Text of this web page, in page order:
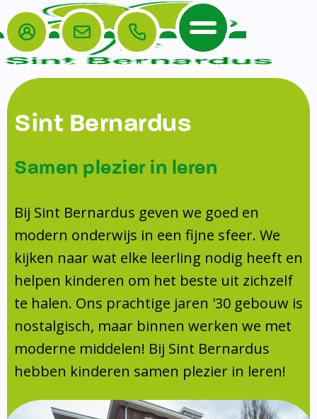
Home
De School
Veiligheidsplan
Onderwijs
Leerlingenraad
Leerlingenzorg
Doorstroomtoets
Jeugdprofessional op school
Centrum Jeugd en Gezin
Schoollogopedie
schoolondersteuningsprofiel
Schooltijden
Absentie
Vakanties
Aanmelden
Schoolgids
Het Team
Ouders
Ouders
Tussenschoolse opvang
Activiteitencommissie (AC)
Medezeggenschapsraad (MR)
Formulieren
Klachtenregeling
Contact
Login E-mail Bellen Menu
Sint Bernardus
Samen plezier in leren
Bij Sint Bernardus geven we goed en
modern onderwijs in een fijne sfeer. We
kijken naar wat elke leerling nodig heeft en
helpen kinderen om het beste uit zichzelf
te halen. Ons prachtige jaren '30 gebouw is
nostalgisch, maar binnen werken we met
moderne middelen! Bij Sint Bernardus
hebben kinderen samen plezier in leren!